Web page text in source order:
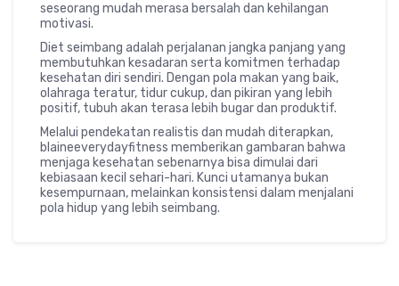
seseorang mudah merasa bersalah dan kehilangan
motivasi.
Diet seimbang adalah perjalanan jangka panjang yang
membutuhkan kesadaran serta komitmen terhadap
kesehatan diri sendiri. Dengan pola makan yang baik,
olahraga teratur, tidur cukup, dan pikiran yang lebih
positif, tubuh akan terasa lebih bugar dan produktif.
Melalui pendekatan realistis dan mudah diterapkan,
blaineeverydayfitness memberikan gambaran bahwa
menjaga kesehatan sebenarnya bisa dimulai dari
kebiasaan kecil sehari-hari. Kunci utamanya bukan
kesempurnaan, melainkan konsistensi dalam menjalani
pola hidup yang lebih seimbang.